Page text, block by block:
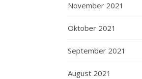
November 2021
Oktober 2021
September 2021
August 2021